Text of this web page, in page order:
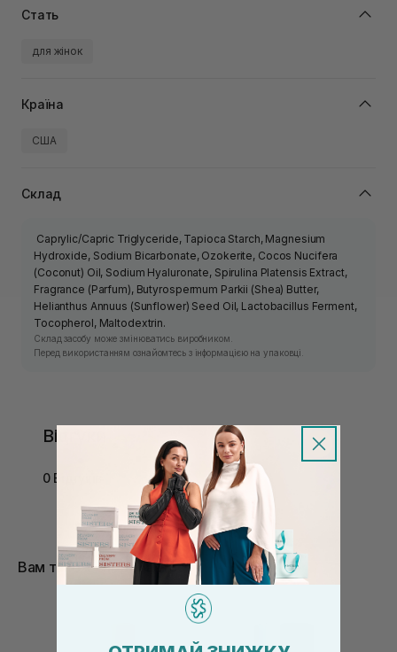
Стать
для жінок
Країна
США
Склад
Caprylic/Capric Triglyceride, Tapioca Starch, Magnesium
Hydroxide, Sodium Bicarbonate, Ozokerite, Cocos Nucifera
(Coconut) Oil, Sodium Hyaluronate, Spirulina Platensis Extract,
Fragrance (Parfum), Butyrospermum Parkii (Shea) Butter,
Helianthus Annuus (Sunflower) Seed Oil, Lactobacillus Ferment,
Tocopherol, Maltodextrin.
Склад засобу може змінюватись виробником.
Перед використанням ознайомтесь з інформацією на упаковці.
Відгуки
0 Відгуків
Вам також сподобається